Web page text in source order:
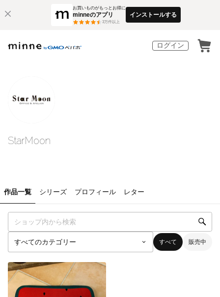
お買いものがもっとお得に
minneのアプリ
3万件以上
インストールする
ログイン
StarMoon
作品一覧 シリーズ プロフィール レター
すべて 販売中